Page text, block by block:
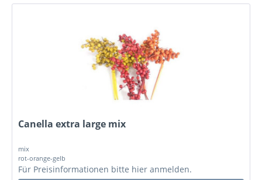
Canella extra large mix
mix
rot-orange-gelb
Für Preisinformationen bitte hier anmelden.